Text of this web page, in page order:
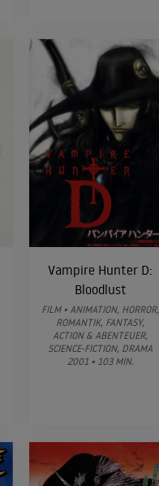
Vampire Hunter D:
Bloodlust
FILM • ANIMATION, HORROR,
ROMANTIK, FANTASY,
ACTION & ABENTEUER,
SCIENCE-FICTION, DRAMA
2001 • 103 MIN.